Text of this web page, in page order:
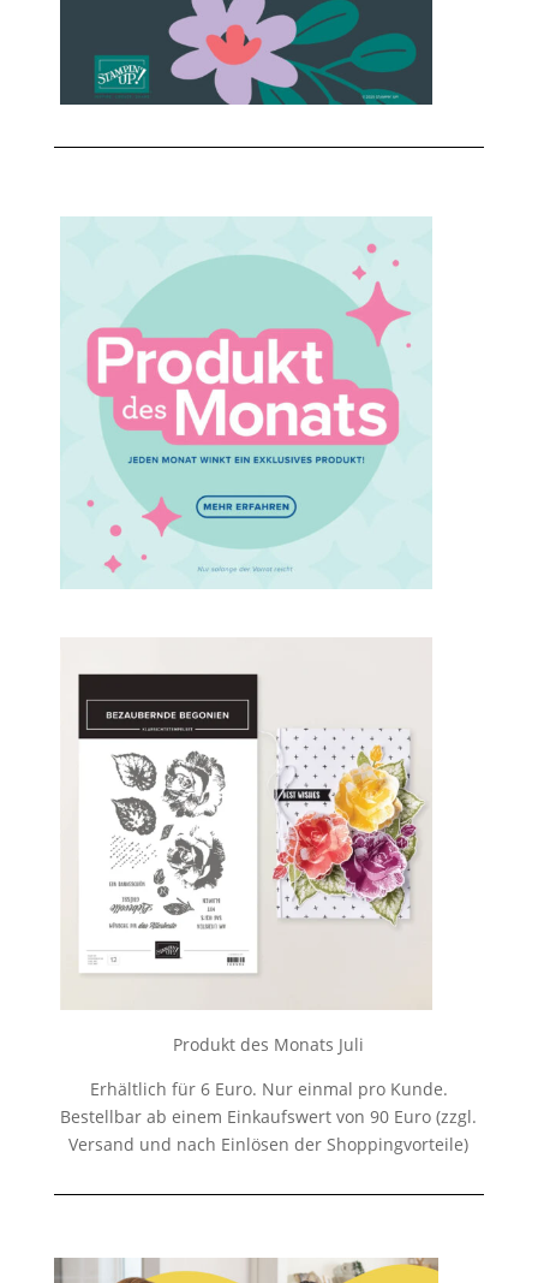
Produkt des Monats Juli
Erhältlich für 6 Euro. Nur einmal pro Kunde.
Bestellbar ab einem Einkaufswert von 90 Euro (zzgl.
Versand und nach Einlösen der Shoppingvorteile)